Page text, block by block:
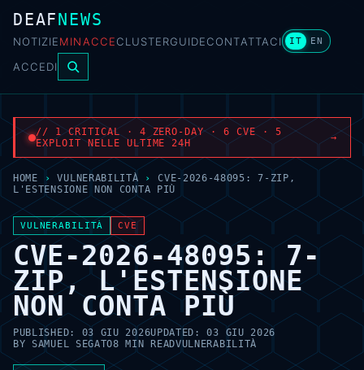
DEAFNEWS
NOTIZIEMINACCECLUSTERGUIDECONTATTACI IT EN
ACCEDI
// 1 CRITICAL · 4 ZERO-DAY · 6 CVE · 5
EXPLOIT NELLE ULTIME 24H
→
HOME › VULNERABILITÀ ›
CVE-2026-48095: 7-ZIP,
L'ESTENSIONE NON CONTA PIÙ
VULNERABILITÀ CVE
CVE-2026-48095: 7-
ZIP, L'ESTENSIONE
NON CONTA PIÙ
PUBLISHED: 03 GIU 2026UPDATED:03 GIU 2026
BY SAMUEL SEGATO8 MIN READVULNERABILITÀ